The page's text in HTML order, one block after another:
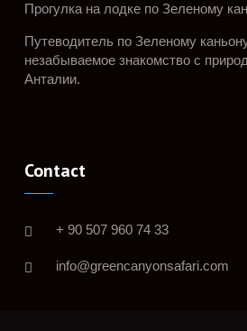
Прогулка на лодке по Зеленому
Путеводитель по Зеленому
незабываемое знакомство с
Анталии.
Contact
+ 90 507 960 74 33
info@greencanyonsafari.com